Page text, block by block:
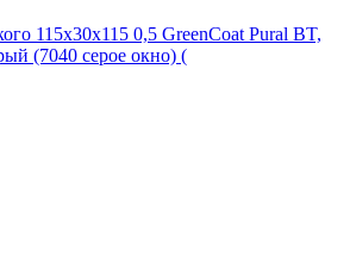
115х30х115 0,5 GreenCoat Pural BT,
(7040 серое окно) (